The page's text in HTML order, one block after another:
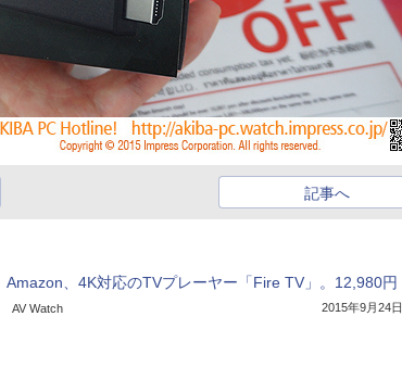
記事へ
Amazon、4K対応のTVプレーヤー「Fire TV」。12,980円
AV Watch 2015年9月24日